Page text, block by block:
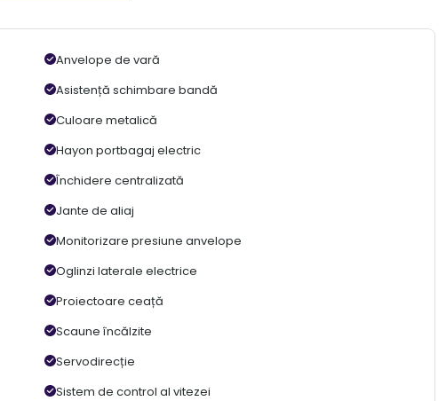
Anvelope de vară
Asistență schimbare bandă
Culoare metalică
Hayon portbagaj electric
Închidere centralizată
Jante de aliaj
Monitorizare presiune anvelope
Oglinzi laterale electrice
Proiectoare ceață
Scaune încălzite
Servodirecție
Sistem de control al vitezei